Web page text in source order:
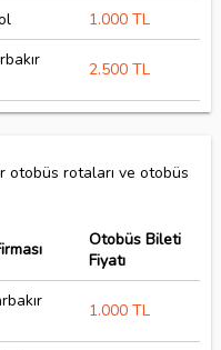
1.000 TL
2.500 TL
rotaları ve otobüs
Otobüs Bileti
Fiyatı
1.000 TL